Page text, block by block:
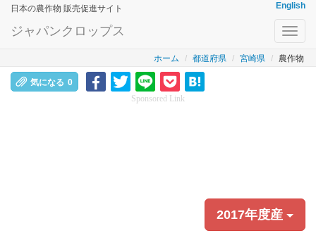
日本の農作物 販売促進サイト English
ジャパンクロップス
ホーム 都道府県 宮崎県 農作物
気になる 0
Sponsored Link
2017年度産